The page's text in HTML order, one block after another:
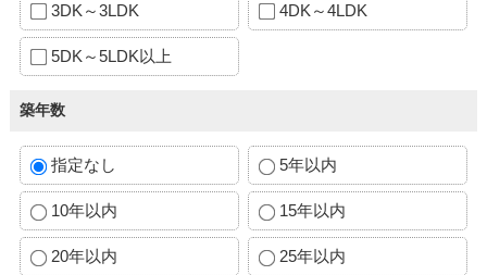
3DK～3LDK 4DK～4LDK
5DK～5LDK以上
築年数
指定なし 5年以内
10年以内 15年以内
20年以内 25年以内